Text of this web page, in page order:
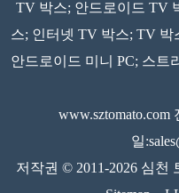
TV 박스; 안드로이드 TV
스; 인터넷 TV 박스; TV 박
안드로이드 미니 PC; 스트
www.sztomato.com
일:
저작권 © 2011-2026 심천